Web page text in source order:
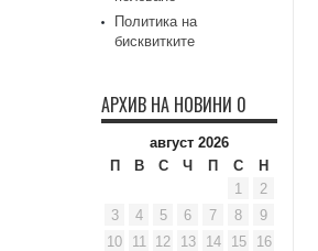
Политика на
бисквитките
АРХИВ НА НОВИНИ 0
август 2026
П
В С Ч П С
Н
1
2
3
4 5 6 7 8
9
10
11 12 13 14 15
16